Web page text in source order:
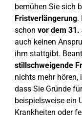
bemühen Sie sich
Fristverlängerung.
schon vor dem 31.
auch keinen
ihm stattgibt.
stillschweigende
nichts mehr hören,
dass Sie Gründe
beispielsweise ein
Krankheiten oder